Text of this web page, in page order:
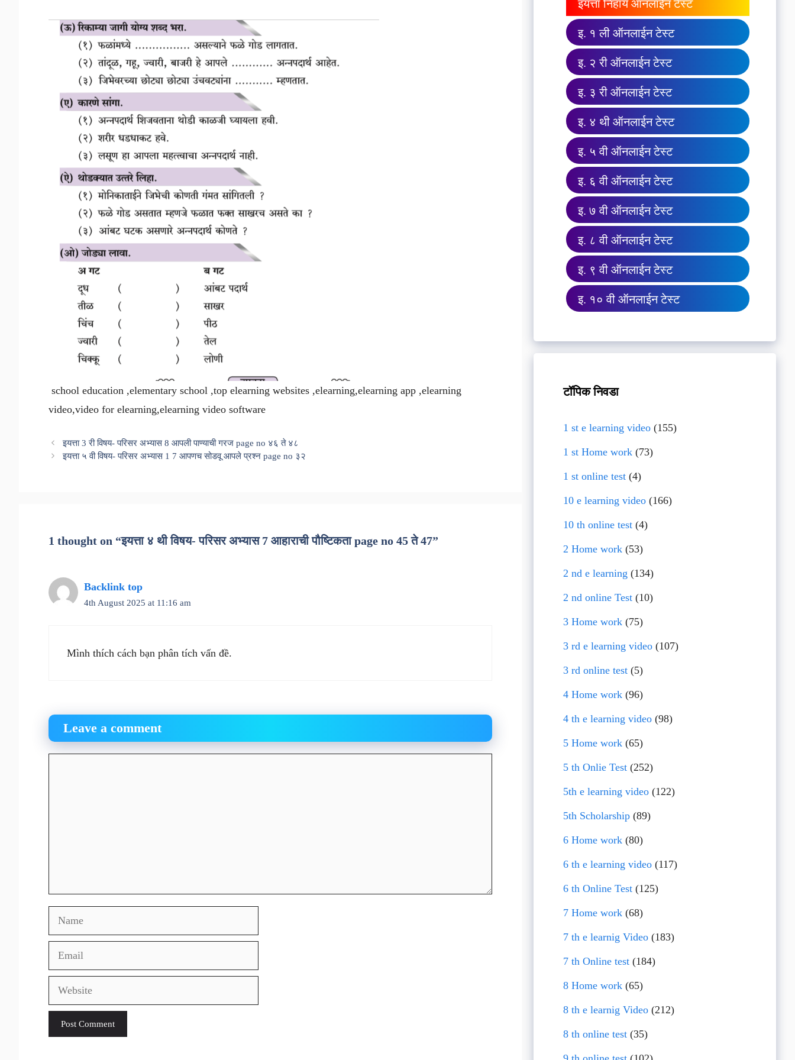
school education ,elementary school ,top elearning websites ,elearning,elearning app ,elearning
video,video for elearning,elearning video software
इयत्ता 3 री विषय- परिसर अभ्यास 8 आपली पाण्याची गरज page no ४६ ते ४८
इयत्ता ५ वी विषय- परिसर अभ्यास 1 7 आपणच सोडवू आपले प्रश्न page no ३२
1 thought on “इयत्ता ४ थी विषय- परिसर अभ्यास 7 आहाराची पौष्टिकता page no 45 ते 47”
Backlink top
4th August 2025 at 11:16 am
Mình thích cách bạn phân tích vấn đề.
Leave a comment
Name
Email
Website
इयत्ता निहाय ऑनलाईन टेस्ट
इ. १ ली ऑनलाईन टेस्ट
इ. २ री ऑनलाईन टेस्ट
इ. ३ री ऑनलाईन टेस्ट
इ. ४ थी ऑनलाईन टेस्ट
इ. ५ वी ऑनलाईन टेस्ट
इ. ६ वी ऑनलाईन टेस्ट
इ. ७ वी ऑनलाईन टेस्ट
इ. ८ वी ऑनलाईन टेस्ट
इ. ९ वी ऑनलाईन टेस्ट
इ. १० वी ऑनलाईन टेस्ट
टॉपिक निवडा
1 st e learning video(155)
1 st Home work(73)
1 st online test(4)
10 e learning video(166)
10 th online test(4)
2 Home work(53)
2 nd e learning (134)
2 nd online Test(10)
3 Home work(75)
3 rd e learning video(107)
3 rd online test(5)
4 Home work(96)
4 th e learning video(98)
5 Home work(65)
5 th Onlie Test(252)
5th e learning video(122)
5th Scholarship(89)
6 Home work(80)
6 th e learning video(117)
6 th Online Test(125)
7 Home work(68)
7 th e learnig Video(183)
7 th Online test(184)
8 Home work(65)
8 th e learnig Video(212)
8 th online test(35)